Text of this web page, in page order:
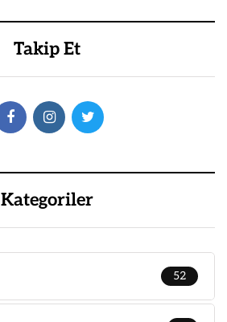
Takip Et
Kategoriler
52